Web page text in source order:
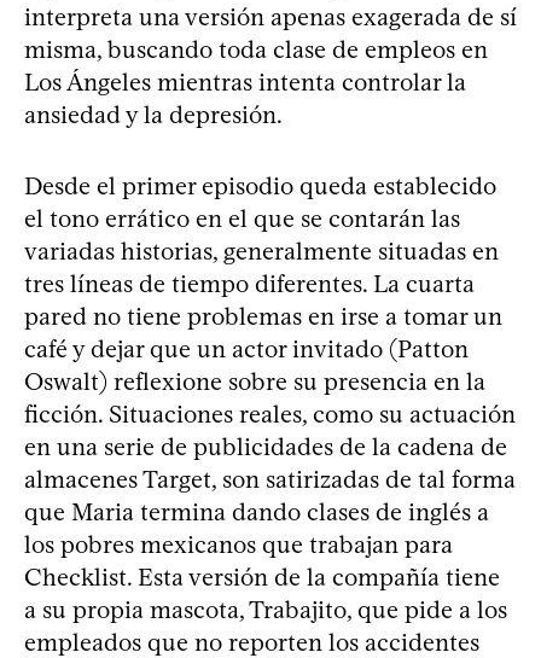
interpreta una versión apenas exagerada de sí
misma, buscando toda clase de empleos en
Los Ángeles mientras intenta controlar la
ansiedad y la depresión.
Desde el primer episodio queda establecido
el tono errático en el que se contarán las
variadas historias, generalmente situadas en
tres líneas de tiempo diferentes. La cuarta
pared no tiene problemas en irse a tomar un
café y dejar que un actor invitado (Patton
Oswalt) reflexione sobre su presencia en la
ficción. Situaciones reales, como su actuación
en una serie de publicidades de la cadena de
almacenes Target, son satirizadas de tal forma
que Maria termina dando clases de inglés a
los pobres mexicanos que trabajan para
Checklist. Esta versión de la compañía tiene
a su propia mascota, Trabajito, que pide a los
empleados que no reporten los accidentes